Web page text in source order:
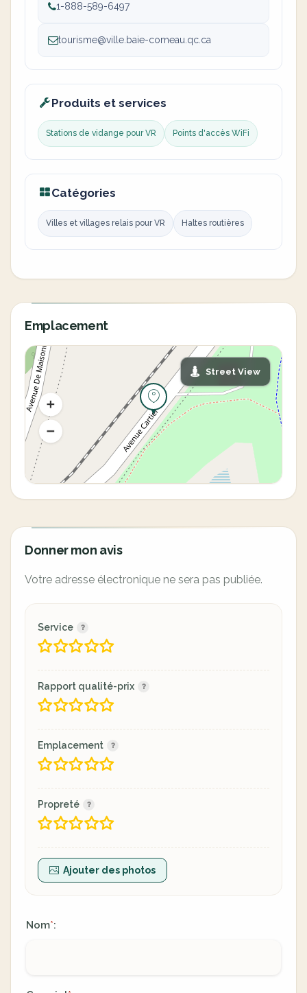
1-888-589-6497
tourisme@ville.baie-comeau.qc.ca
Produits et services
Stations de vidange pour VR Points d'accès WiFi
Catégories
Villes et villages relais pour VR Haltes routières
Emplacement
Street View
Donner mon avis
Votre adresse électronique ne sera pas publiée.
Service
Rapport qualité-prix
Emplacement
Propreté
Ajouter des photos
Nom*: